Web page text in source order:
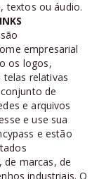
textos ou áudio.
empresarial
os logos,
telas relativas
de
e arquivos
e use sua
e estão
de marcas, de
industriais. O